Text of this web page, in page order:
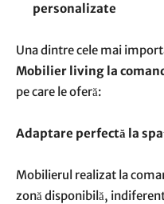
personalizate
Una dintre cele mai
Mobilier living la
pe care le oferă:
Adaptare perfectă la
Mobilierul realizat la
zonă disponibilă,